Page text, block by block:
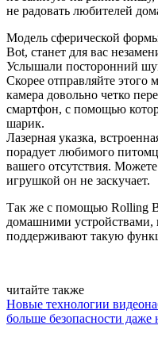
не радовать любителей
Модель сферической
Bot, станет для вас
Услышали посторонний
Скорее отправляйте
камера довольно четко
смартфон, с помощью
шарик.
Лазерная указка,
порадует любимого
вашего отсутствия.
игрушкой он не заскучает.
Так же с помощью Rolling
домашними устройствами,
поддерживают такую
читайте также
Новые технологии
больше безопасности даже